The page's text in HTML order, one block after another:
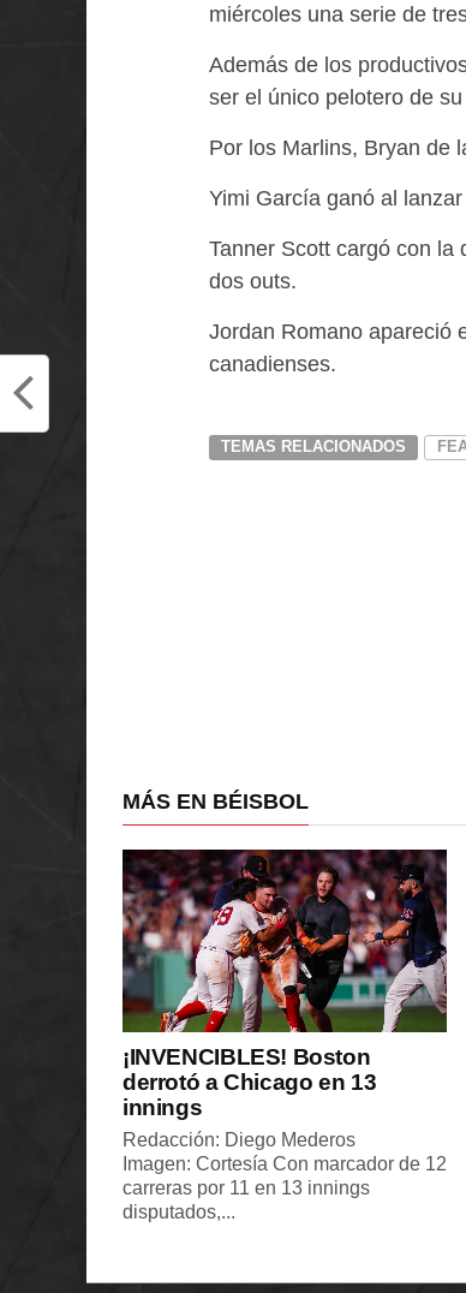
miércoles una serie de
Además de los
ser el único pelotero de
Por los Marlins, Bryan de
Yimi García ganó al
Tanner Scott cargó con la
dos outs.
Jordan Romano apareció
canadienses.
TEMAS RELACIONADOS
MÁS EN BÉISBOL
¡INVENCIBLES! Boston
derrotó a Chicago en 13
innings
Redacción: Diego Mederos
Imagen: Cortesía Con marcador de 12
carreras por 11 en 13 innings
disputados,...